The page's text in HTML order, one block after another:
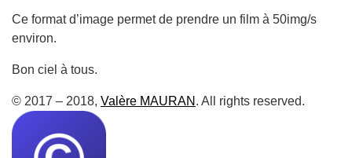
Ce format d’image permet de prendre un film à 50img/s
environ.
Bon ciel à tous.
© 2017 – 2018, Valère MAURAN . All rights reserved.